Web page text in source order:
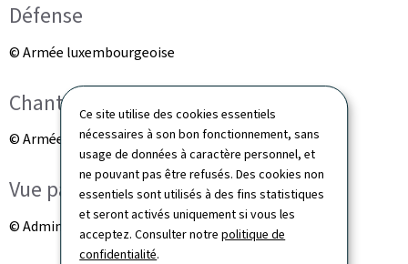
Ce site utilise des cookies essentiels
nécessaires à son bon fonctionnement, sans
usage de données à caractère personnel, et
ne pouvant pas être refusés. Des cookies non
essentiels sont utilisés à des fins statistiques
et seront activés uniquement si vous les
acceptez. Consulter notrepolitique de
confidentialité.
Défense
© Armée luxembourgeoise
Chantier
© Armée luxembourgeoise
Vue panoramique
© Administration des bâtiments publics